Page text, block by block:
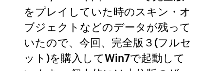
をプレイしていた時のスキン・オ
ブジェクトなどのデータが残って
いたので、今回、完全版３(フルセ
ット)を購入してWin7で起動して